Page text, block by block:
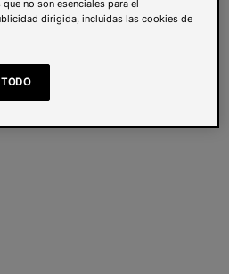
no son esenciales para el
dirigida, incluidas las cookies de